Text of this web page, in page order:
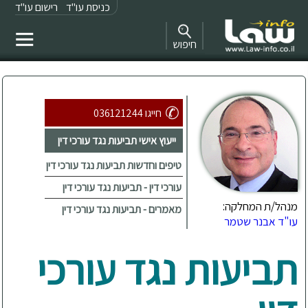
כניסת עו"ד רישום עו"ד
חיפוש
מנהל/ת המחלקה:
עו"ד אבנר שטמר
חייגו 036121244
ייעוץ אישי תביעות נגד עורכי דין
טיפים וחדשות תביעות נגד עורכי דין
עורכי דין - תביעות נגד עורכי דין
מאמרים - תביעות נגד עורכי דין
תביעות נגד עורכי